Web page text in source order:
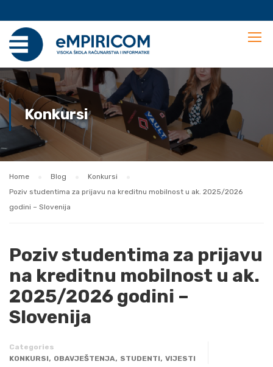
Konkursi
Home Blog
Konkursi
Poziv studentima za prijavu na kreditnu mobilnost u ak. 2025/2026
godini – Slovenija
Poziv studentima za prijavu
na kreditnu mobilnost u ak.
2025/2026 godini –
Slovenija
Categories
KONKURSI, OBAVJEŠTENJA, STUDENTI, VIJESTI